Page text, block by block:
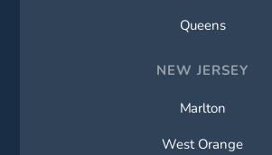
Queens
NEW JERSEY
Marlton
West Orange